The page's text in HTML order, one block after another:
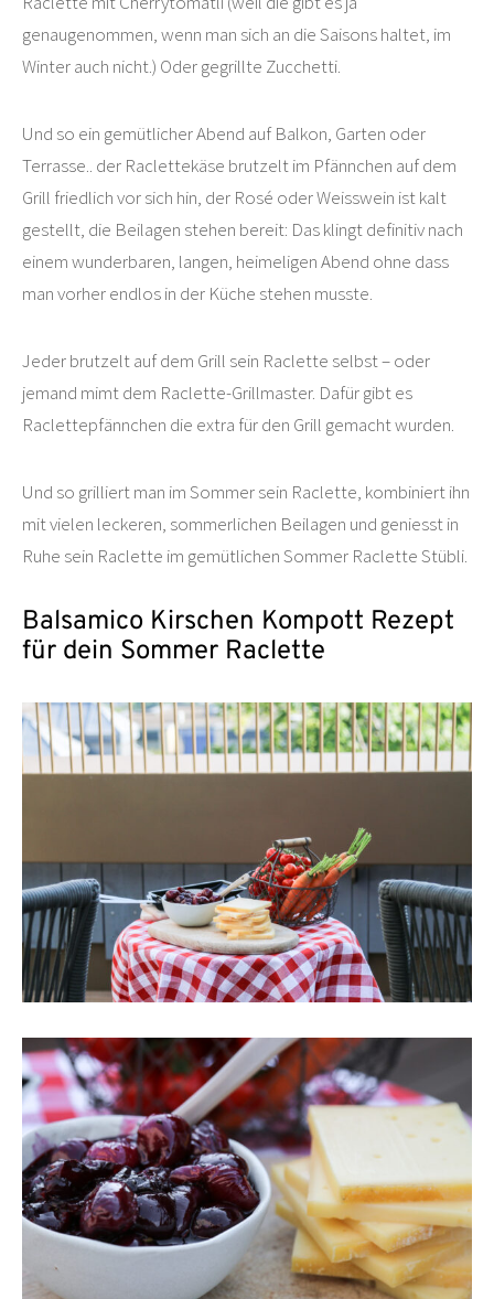
genaugenommen, wenn man sich an die Saisons haltet, im
Winter auch nicht.) Oder gegrillte Zucchetti.
Und so ein gemütlicher Abend auf Balkon, Garten oder
Terrasse.. der Raclettekäse brutzelt im Pfännchen auf dem
Grill friedlich vor sich hin, der Rosé oder Weisswein ist kalt
gestellt, die Beilagen stehen bereit: Das klingt definitiv nach
einem wunderbaren, langen, heimeligen Abend ohne dass
man vorher endlos in der Küche stehen musste.
Jeder brutzelt auf dem Grill sein Raclette selbst – oder
jemand mimt dem Raclette-Grillmaster. Dafür gibt es
Raclettepfännchen die extra für den Grill gemacht wurden.
Und so grilliert man im Sommer sein Raclette, kombiniert ihn
mit vielen leckeren, sommerlichen Beilagen und geniesst in
Ruhe sein Raclette im gemütlichen Sommer Raclette Stübli.
Balsamico Kirschen Kompott Rezept
für dein Sommer Raclette